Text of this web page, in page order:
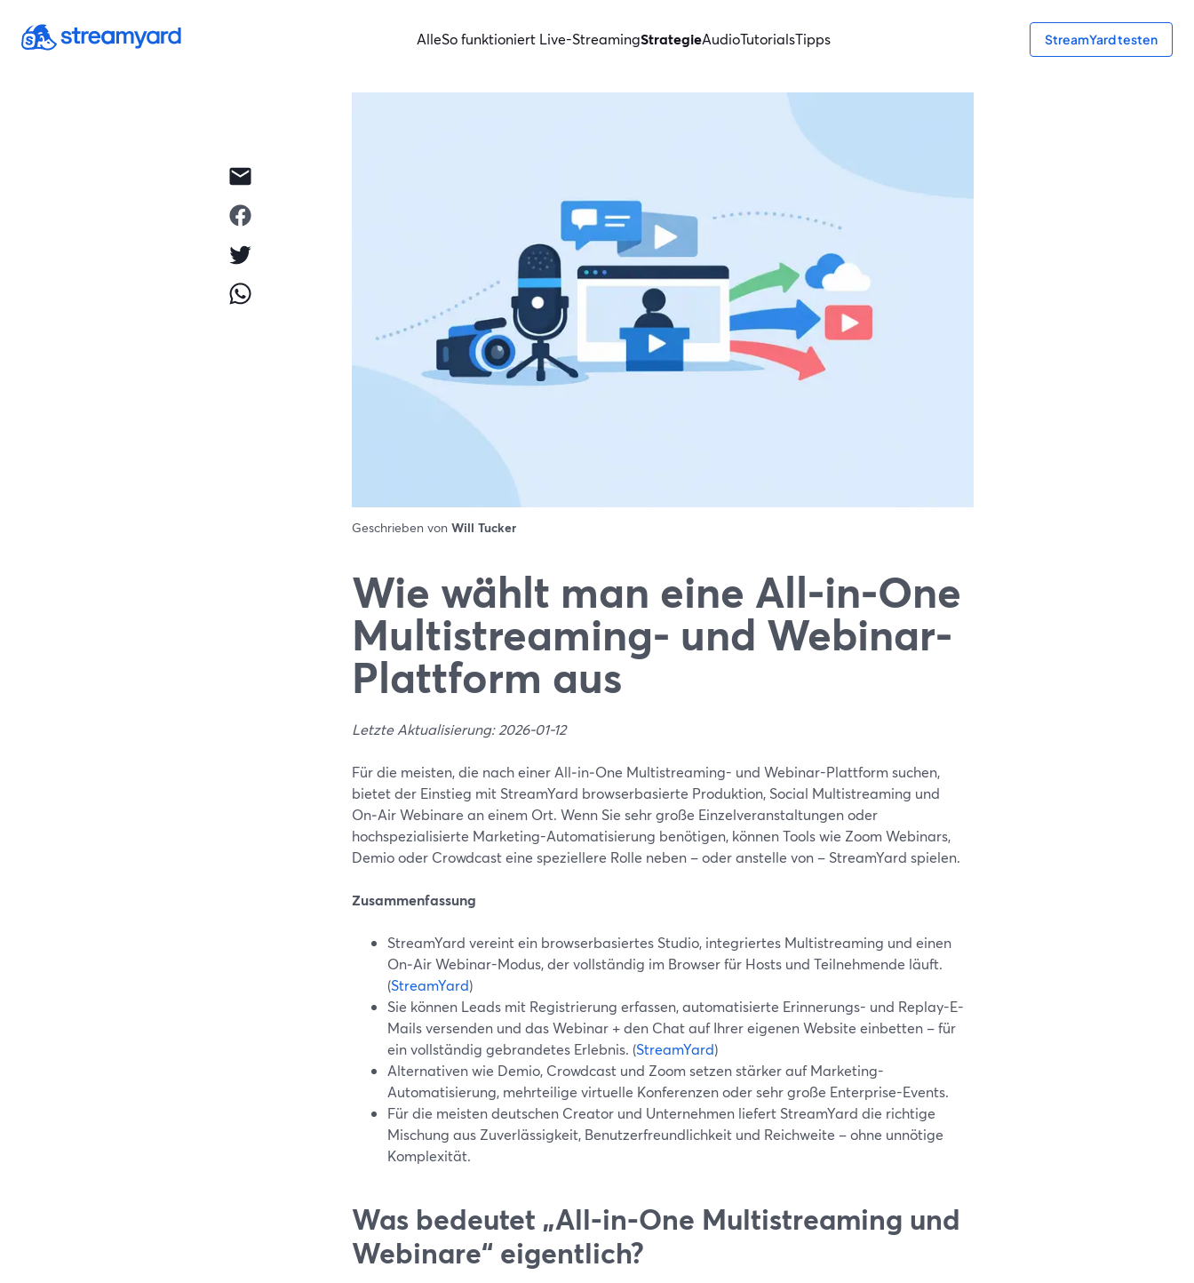
AlleSo funktioniert Live-StreamingStrategieAudioTutorialsTipps StreamYard testen
Geschrieben von Will Tucker
Wie wählt man eine All‑in‑One
Multistreaming- und Webinar-
Plattform aus
Letzte Aktualisierung: 2026-01-12
Für die meisten, die nach einer All‑in‑One Multistreaming- und Webinar-Plattform suchen,
bietet der Einstieg mit StreamYard browserbasierte Produktion, Social Multistreaming und
On‑Air Webinare an einem Ort. Wenn Sie sehr große Einzelveranstaltungen oder
hochspezialisierte Marketing-Automatisierung benötigen, können Tools wie Zoom Webinars,
Demio oder Crowdcast eine speziellere Rolle neben – oder anstelle von – StreamYard spielen.
Zusammenfassung
StreamYard vereint ein browserbasiertes Studio, integriertes Multistreaming und einen
On‑Air Webinar-Modus, der vollständig im Browser für Hosts und Teilnehmende läuft.
(StreamYard)
Sie können Leads mit Registrierung erfassen, automatisierte Erinnerungs- und Replay-E-
Mails versenden und das Webinar + den Chat auf Ihrer eigenen Website einbetten – für
ein vollständig gebrandetes Erlebnis. (StreamYard)
Alternativen wie Demio, Crowdcast und Zoom setzen stärker auf Marketing-
Automatisierung, mehrteilige virtuelle Konferenzen oder sehr große Enterprise-Events.
Für die meisten deutschen Creator und Unternehmen liefert StreamYard die richtige
Mischung aus Zuverlässigkeit, Benutzerfreundlichkeit und Reichweite – ohne unnötige
Komplexität.
Was bedeutet „All‑in‑One Multistreaming und
Webinare“ eigentlich?